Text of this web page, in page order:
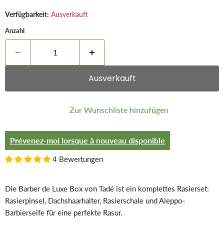
Verfügbarkeit: Ausverkauft
Anzahl
Ausverkauft
Zur Wunschliste hinzufügen
Prévenez-moi lorsque à nouveau disponible
4 Bewertungen
Die Barber de Luxe Box von Tadé ist ein komplettes Rasierset:
Rasierpinsel, Dachshaarhalter, Rasierschale und Aleppo-
Barbierseife für eine perfekte Rasur.